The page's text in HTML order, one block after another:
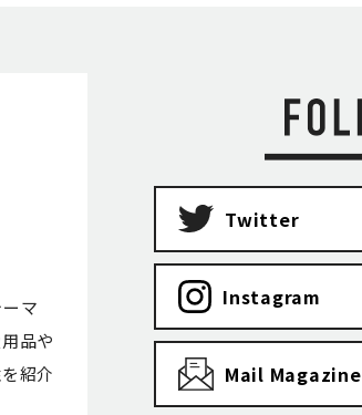
マ
品や
紹介
Twitter
Instagram
Mail Magazine